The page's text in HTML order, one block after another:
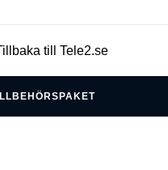
till Tele2.se